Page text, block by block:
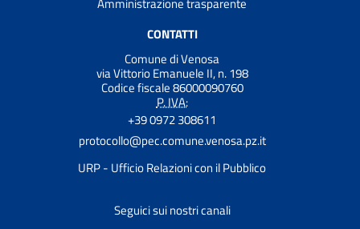
Amministrazione trasparente
CONTATTI
Comune di Venosa
via Vittorio Emanuele II, n. 198
Codice fiscale 86000090760
P. IVA:
+39 0972 308611
protocollo@pec.comune.venosa.pz.it
URP - Ufficio Relazioni con il Pubblico
Seguici sui nostri canali